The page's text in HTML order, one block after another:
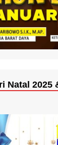
Natal 2025